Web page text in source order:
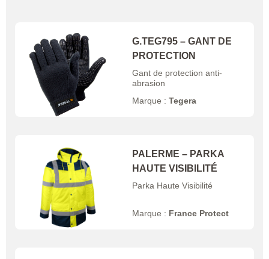
G.TEG795 – GANT DE
PROTECTION
Gant de protection anti-
abrasion
Marque :Tegera
PALERME – PARKA
HAUTE VISIBILITÉ
Parka Haute Visibilité
Marque : France Protect